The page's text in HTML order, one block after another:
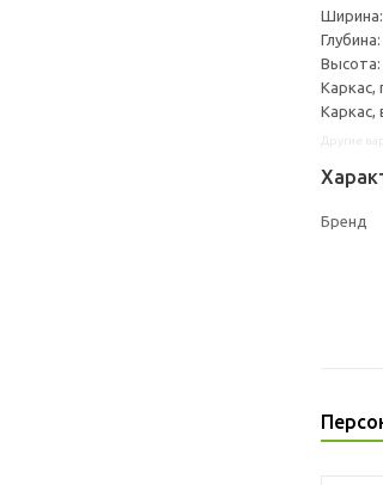
Ширина:
Высота:
Каркас,
Каркас,
Бренд